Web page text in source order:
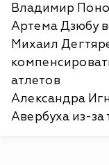
Владимир
Артема Дзюбу
Михаил
атлетов
Александра
Авербуха из-